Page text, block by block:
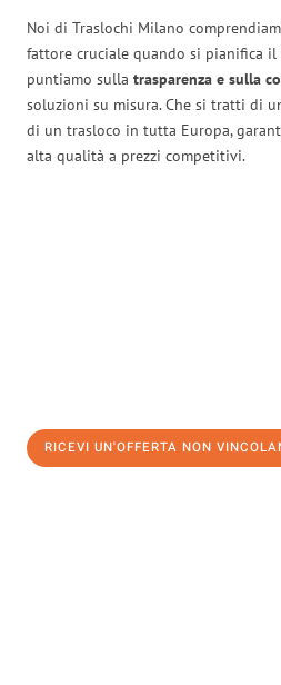
Noi di Traslochi Milano
fattore cruciale quando si pianifica il
puntiamo sulla trasparenza e sulla
soluzioni su misura. Che si tratti di
di un trasloco in tutta Europa,
alta qualità a prezzi competitivi.
RICEVI UN'OFFERTA NON